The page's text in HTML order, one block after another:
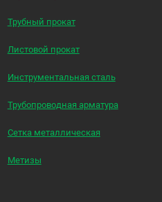
Трубный прокат
Листовой прокат
Инструментальная сталь
Трубопроводная арматура
Сетка металлическая
Метизы